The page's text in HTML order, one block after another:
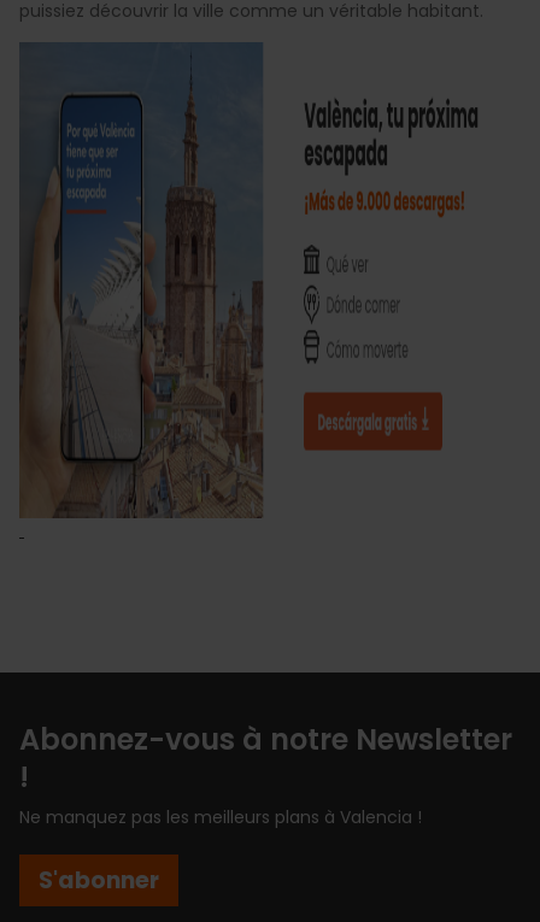
puissiez découvrir la ville comme un véritable habitant.
Abonnez-vous à notre Newsletter
!
Ne manquez pas les meilleurs plans à Valencia !
S'abonner